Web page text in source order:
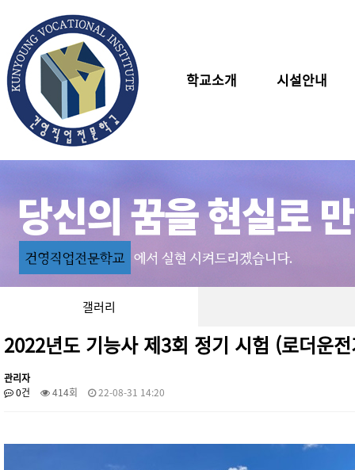
학교소개 시설안내
갤러리
2022년도 기능사 제3회 정기 시험 (로더운
관리자
0건
414회 22-08-31 14:20